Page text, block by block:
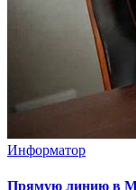
Информатор
Прямую линию в